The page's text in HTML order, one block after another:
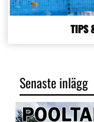
TIPS
Senaste inlägg